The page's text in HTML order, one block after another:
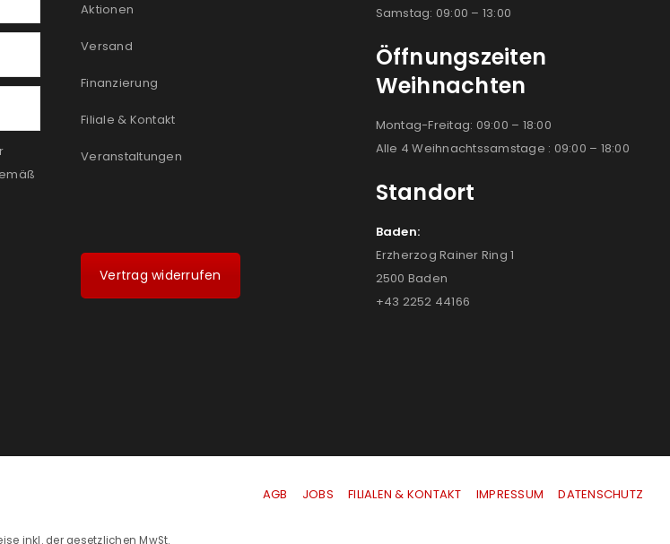
Aktionen
Versand
Finanzierung
Filiale & Kontakt
Veranstaltungen
Vertrag widerrufen
Samstag: 09:00 – 13:00
Öffnungszeiten
Weihnachten
Montag-Freitag: 09:00 – 18:00
Alle 4 Weihnachtssamstage : 09:00 – 18:00
Standort
Baden:
Erzherzog Rainer Ring 1
2500 Baden
+43 2252 44166
AGB JOBS FILIALEN & KONTAKT IMPRESSUM |DATENSCHUTZ
inkl. der gesetzlichen MwSt.